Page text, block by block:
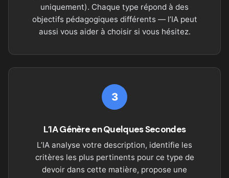
uniquement). Chaque type répond à des
objectifs pédagogiques différents — l’IA peut
aussi vous aider à choisir si vous hésitez.
3
L’IA Génère en Quelques Secondes
L’IA analyse votre description, identifie les
critères les plus pertinents pour ce type de
devoir dans cette matière, propose une